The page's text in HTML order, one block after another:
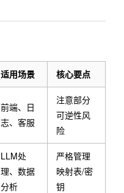
适用场景 核心要点
前端、日
志、客服
注意部分
可逆性风
险
LLM处
理、数据
分析
严格管理
映射表/密
钥